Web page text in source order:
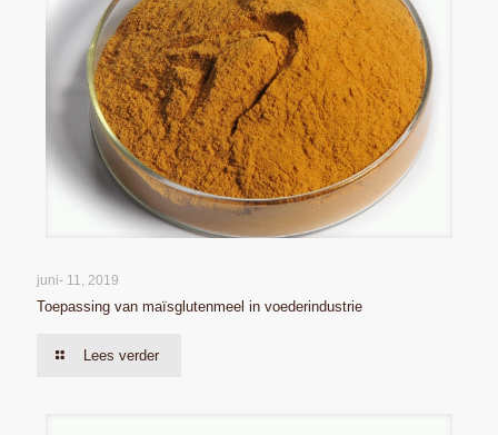
juni- 11, 2019
Toepassing van maïsglutenmeel in voederindustrie
Lees verder